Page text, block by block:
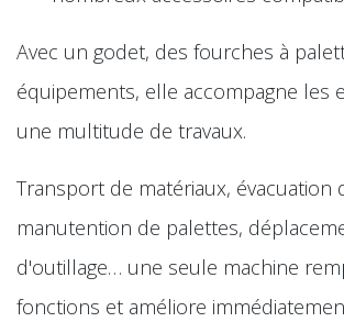
Avec un godet, des fourches à
équipements, elle accompagne les
une multitude de travaux.
Transport de matériaux, évacuation
manutention de palettes,
d'outillage… une seule machine
fonctions et améliore